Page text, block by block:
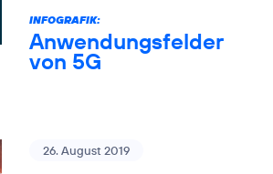
INFOGRAFIK:
Anwendungsfelder
von 5G
26. August 2019